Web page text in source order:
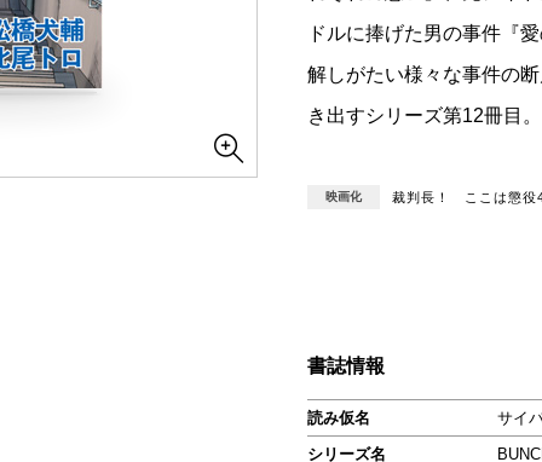
ドルに捧げた男の事件『
解しがたい様々な事件の
き出すシリーズ第12冊目。
映画化 裁判長！ ここは懲役
書誌情報
読み仮名
サイ
シリーズ名